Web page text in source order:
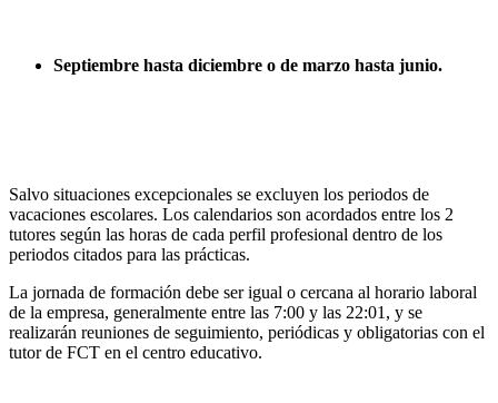
Septiembre hasta diciembre o de marzo hasta junio.
Salvo situaciones excepcionales se excluyen los periodos de
vacaciones escolares. Los calendarios son acordados entre los 2
tutores según las horas de cada perfil profesional dentro de los
periodos citados para las prácticas.
La jornada de formación debe ser igual o cercana al horario laboral
de la empresa, generalmente entre las 7:00 y las 22:01, y se
realizarán reuniones de seguimiento, periódicas y obligatorias con el
tutor de FCT en el centro educativo.